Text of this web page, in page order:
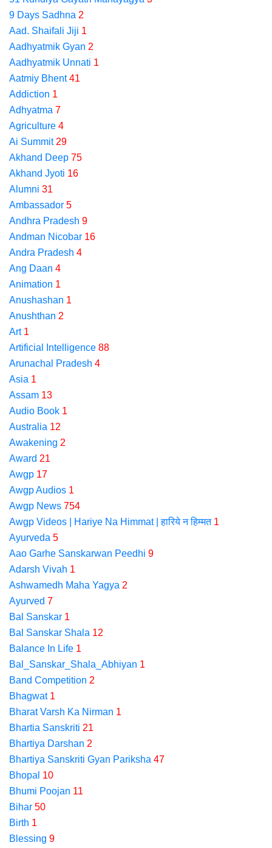
9 Days Sadhna 2
Aad. Shaifali Jiji 1
Aadhyatmik Gyan 2
Aadhyatmik Unnati 1
Aatmiy Bhent 41
Addiction 1
Adhyatma 7
Agriculture 4
Ai Summit 29
Akhand Deep 75
Akhand Jyoti 16
Alumni 31
Ambassador 5
Andhra Pradesh 9
Andman Nicobar 16
Andra Pradesh 4
Ang Daan 4
Animation 1
Anushashan 1
Anushthan 2
Art 1
Artificial Intelligence 88
Arunachal Pradesh 4
Asia 1
Assam 13
Audio Book 1
Australia 12
Awakening 2
Award 21
Awgp 17
Awgp Audios 1
Awgp News 754
Awgp Videos | Hariye Na Himmat | हारिये न हिम्मत 1
Ayurveda 5
Aao Garhe Sanskarwan Peedhi 9
Adarsh Vivah 1
Ashwamedh Maha Yagya 2
Ayurved 7
Bal Sanskar 1
Bal Sanskar Shala 12
Balance In Life 1
Bal_Sanskar_Shala_Abhiyan 1
Band Competition 2
Bhagwat 1
Bharat Varsh Ka Nirman 1
Bhartia Sanskriti 21
Bhartiya Darshan 2
Bhartiya Sanskriti Gyan Pariksha 47
Bhopal 10
Bhumi Poojan 11
Bihar 50
Birth 1
Blessing 9